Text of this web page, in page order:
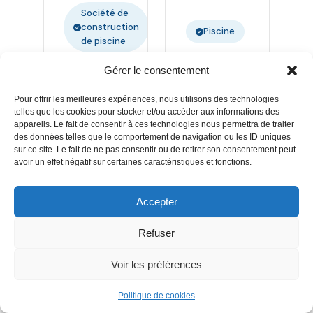
Gérer le consentement
Pour offrir les meilleures expériences, nous utilisons des technologies
telles que les cookies pour stocker et/ou accéder aux informations des
appareils. Le fait de consentir à ces technologies nous permettra de traiter
des données telles que le comportement de navigation ou les ID uniques
sur ce site. Le fait de ne pas consentir ou de retirer son consentement peut
avoir un effet négatif sur certaines caractéristiques et fonctions.
Accepter
Refuser
Voir les préférences
Politique de cookies
Label
Qualimarine
d'Abris
vitrage 20
mm -
Système rail
anti-
soulèvement
- Toiture en
jusqu'à 16
roulement
Rails de
Société de
construction
de piscine
fiche
de
Olagon
Piscine
Maglian eau
Piscine est
votre
artisan
pisciniste
dans un
km entre l
Voir la fiche
de
Maglian’eau
Piscine
Oasis Piscines
Haute-
Premium